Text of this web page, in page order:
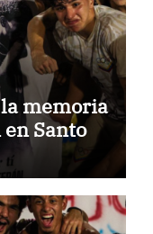
memoria
Santo